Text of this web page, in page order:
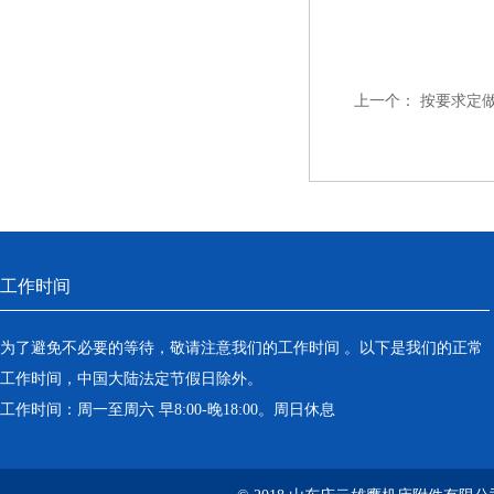
上一个： 按要求定
工作时间
为了避免不必要的等待，敬请注意我们的工作时间 。以下是我们的正常
工作时间，中国大陆法定节假日除外。
工作时间：周一至周六 早8:00-晚18:00。周日休息